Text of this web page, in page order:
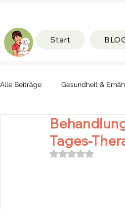
Alle Beiträge Gesundheit &
Tages-
Mit NaN von 5
Start